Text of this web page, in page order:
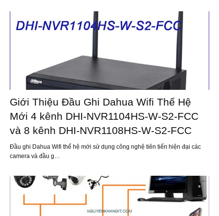
Giới Thiệu Đầu Ghi Dahua Wifi Thế Hệ
Mới 4 kênh DHI-NVR1104HS-W-S2-FCC
và 8 kênh DHI-NVR1108HS-W-S2-FCC
Đầu ghi Dahua Wifi thế hệ mới sử dụng công nghệ tiên tiến hiện đại các
camera và đầu g…